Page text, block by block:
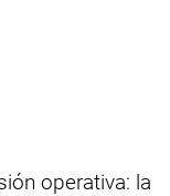
operativa: la